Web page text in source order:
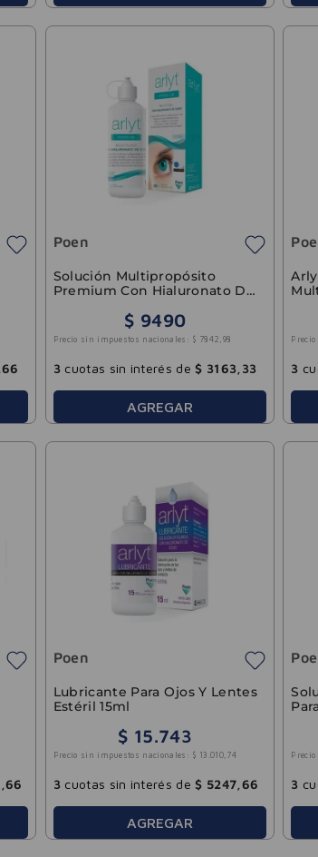
66
Poen
Solución Multipropósito
Premium Con Hialuronato De
$ 9490
Precio sin impuestos nacionales: $ 7842 98
3 cuotas sin interés de $ 3163 33
AGREGAR
3
66
Poen
Lubricante Para Ojos Y Lentes
Estéril 15ml
$ 15.743
Precio sin impuestos nacionales: $ 13 010, 74
3 cuotas sin interés de $ 5247 66
AGREGAR
3